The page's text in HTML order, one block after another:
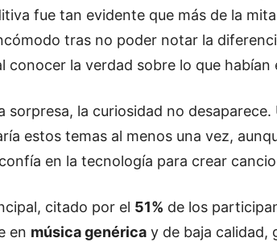
fue tan evidente que más de la
tras no poder notar la
conocer la verdad sobre lo que habían
sorpresa, la curiosidad no desaparece.
estos temas al menos una vez,
confía en la tecnología para crear
citado por el 51% de los
en música genérica y de baja calidad,